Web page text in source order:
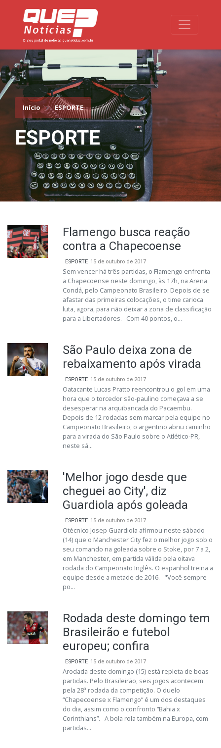
Toggle
Início ESPORTE
ESPORTE
Flamengo busca reação
contra a Chapecoense
ESPORTE 15 de outubro de 2017
Sem vencer há três partidas, o Flamengo enfrenta
a Chapecoense neste domingo, às 17h, na Arena
Condá, pelo Campeonato Brasileiro. Depois de se
afastar das primeiras colocações, o time carioca
luta, agora, para não deixar a zona de classificação
para a Libertadores. Com 40 pontos, o...
São Paulo deixa zona de
rebaixamento após virada
ESPORTE 15 de outubro de 2017
Oatacante Lucas Pratto reencontrou o gol em uma
hora que o torcedor são-paulino começava a se
desesperar na arquibancada do Pacaembu.
Depois de 12 rodadas sem marcar pela equipe no
Campeonato Brasileiro, o argentino abriu caminho
para a virada do São Paulo sobre o Atlético-PR,
neste sá...
'Melhor jogo desde que
cheguei ao City', diz
Guardiola após goleada
ESPORTE 15 de outubro de 2017
Otécnico Josep Guardiola afirmou neste sábado
(14) que o Manchester City fez o melhor jogo sob o
seu comando na goleada sobre o Stoke, por 7 a 2,
em Manchester, em partida válida pela oitava
rodada do Campeonato Inglês. O espanhol treina a
equipe desde a metade de 2016. "Você sempre
po...
Rodada deste domingo tem
Brasileirão e futebol
europeu; confira
ESPORTE 15 de outubro de 2017
Arodada deste domingo (15) está repleta de boas
partidas. Pelo Brasileirão, seis jogos acontecem
pela 28ª rodada da competição. O duelo
“Chapecoense x Flamengo” é um dos destaques
do dia, assim como o confronto “Bahia x
Corinthians”. A bola rola também na Europa, com
partidas...